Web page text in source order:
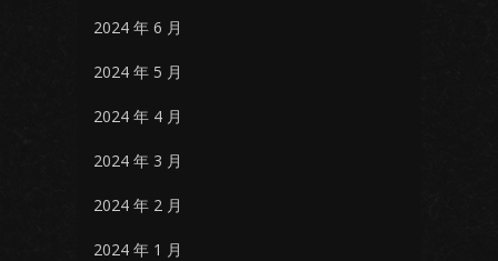
2024 年 6 月
2024 年 5 月
2024 年 4 月
2024 年 3 月
2024 年 2 月
2024 年 1 月